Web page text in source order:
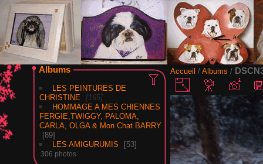
Albums
LES PEINTURES DE
CHRISTINE
165
HOMMAGE A MES CHIENNES
FERGIE,TWIGGY, PALOMA,
CARLA, OLGA & Mon Chat BARRY
89
LES AMIGURUMIS
53
306 photos
Accueil / Albums /